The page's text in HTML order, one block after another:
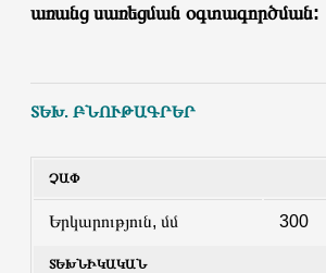
առանց սառեցման օգտագործման:
ՏԵԽ. ԲՆՈՒԹԱԳՐԵՐ
ՉԱՓ
Երկարություն, մմ 300
ՏԵԽՆԻԿԱԿԱՆ